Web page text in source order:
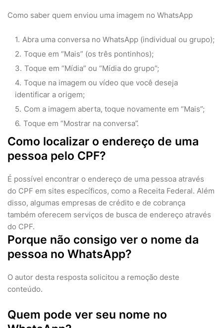
Como saber quem enviou uma imagem no WhatsApp
Abra uma conversa no WhatsApp (individual ou grupo);
Toque em “Mais” (os três pontinhos);
Toque em “Mídia” ou “Mídia do grupo”;
Toque na imagem ou vídeo que você deseja
identificar a origem;
Com a imagem aberta, toque novamente em “Mais”;
Toque em “Mostrar na conversa”.
Como localizar o endereço de uma
pessoa pelo CPF?
É possível encontrar o endereço de uma pessoa através
do CPF em sites específicos, como a Receita Federal. Além
disso, algumas empresas de crédito e de cobrança
também oferecem serviços de busca de endereço através
do CPF.
Porque não consigo ver o nome da
pessoa no WhatsApp?
O autor desta resposta solicitou a remoção deste
conteúdo.
Quem pode ver seu nome no